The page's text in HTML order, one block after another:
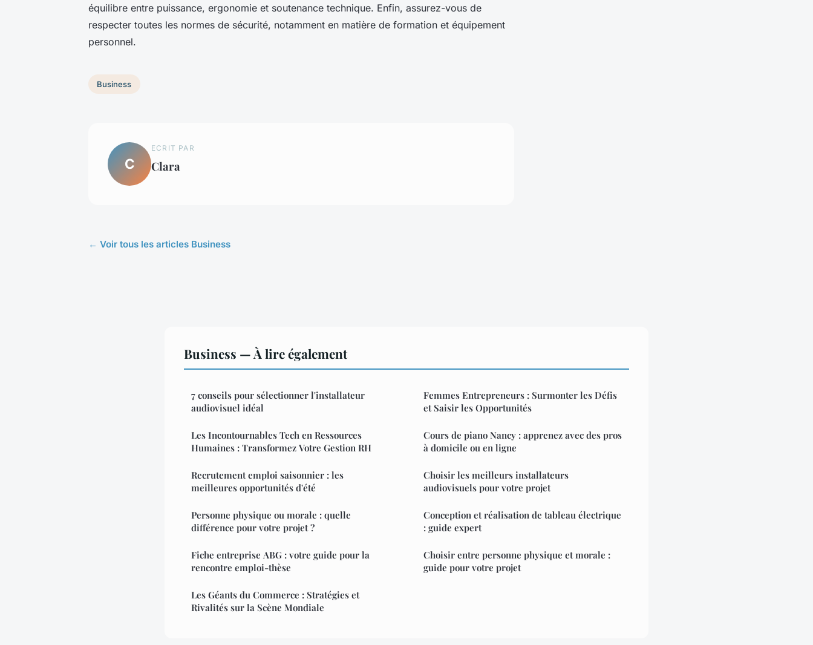
équilibre entre puissance, ergonomie et soutenance technique. Enfin, assurez-vous de
respecter toutes les normes de sécurité, notamment en matière de formation et équipement
personnel.
Business
C
ECRIT PAR
Clara
← Voir tous les articles Business
Business — À lire également
7 conseils pour sélectionner l'installateur
audiovisuel idéal
Les Incontournables Tech en Ressources
Humaines : Transformez Votre Gestion RH
Recrutement emploi saisonnier : les
meilleures opportunités d'été
Personne physique ou morale : quelle
différence pour votre projet ?
Fiche entreprise ABG : votre guide pour la
rencontre emploi-thèse
Les Géants du Commerce : Stratégies et
Rivalités sur la Scène Mondiale
Femmes Entrepreneurs : Surmonter les Défis
et Saisir les Opportunités
Cours de piano Nancy : apprenez avec des pros
à domicile ou en ligne
Choisir les meilleurs installateurs
audiovisuels pour votre projet
Conception et réalisation de tableau électrique
: guide expert
Choisir entre personne physique et morale :
guide pour votre projet